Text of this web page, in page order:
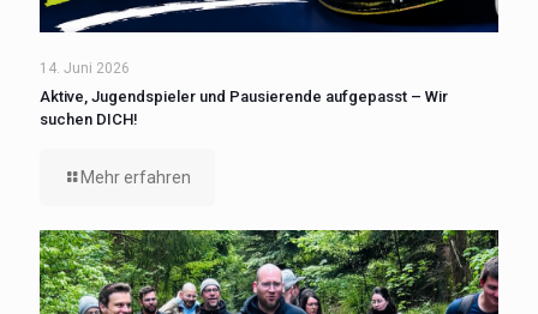
14. Juni 2026
Aktive, Jugendspieler und Pausierende aufgepasst – Wir
suchen DICH!
Mehr erfahren